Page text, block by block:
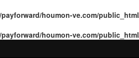
payforward/houmon-ve.com/
payforward/houmon-ve.com/